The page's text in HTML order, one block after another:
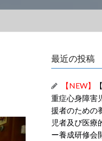
最近の投稿
【NEW】
重症心身障害
援者のための
児者及び医療
ー養成研修会